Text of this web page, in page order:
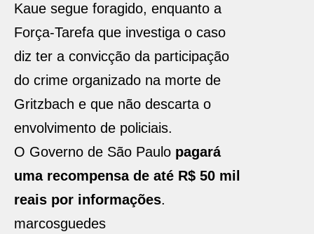
Kaue segue foragido, enquanto a
Força-Tarefa que investiga o caso
diz ter a convicção da participação
do crime organizado na morte de
Gritzbach e que não descarta o
envolvimento de policiais.
O Governo de São Paulo pagará
uma recompensa de até R$ 50 mil
reais por informações.
marcosguedes